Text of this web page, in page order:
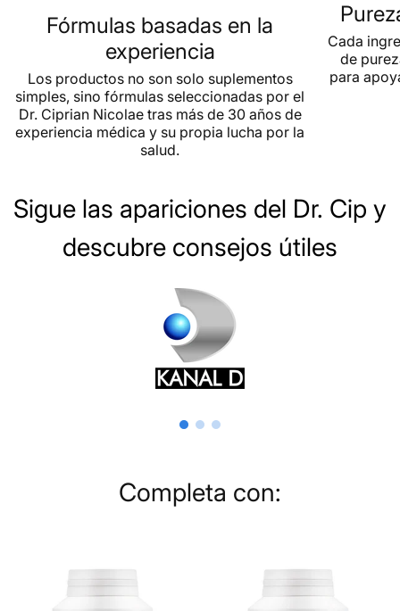
Fórmulas basadas en la
experiencia
Los productos no son solo suplementos
simples, sino fórmulas seleccionadas por el
Dr. Ciprian Nicolae tras más de 30 años de
experiencia médica y su propia lucha por la
salud.
Cada
de
para
Sigue las apariciones del Dr. Cip y
descubre consejos útiles
Completa con: